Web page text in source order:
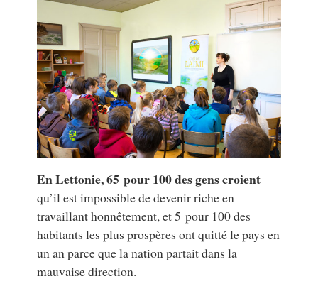
EnLettonie, 65 pour 100 des gens croient
qu’il est impossible de devenir riche en
travaillant honnêtement, et 5 pour 100 des
habitants les plus prospères ont quitté le pays en
un an parce que la nation partait dans la
mauvaise direction.